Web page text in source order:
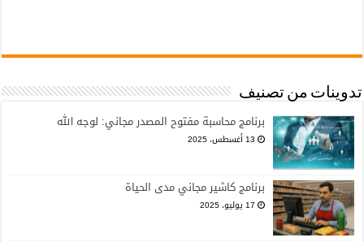
تدوينات من تصنيف
برنامج محاسبة مفتوح المصدر مجاني: لوجه الله
13 أغسطس، 2025
برنامج كاشير مجاني مدى الحياة
17 يوليو، 2025